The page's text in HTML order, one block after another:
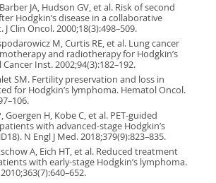
JA, Hudson GV, et al. Risk of second
Hodgkin’s disease in a collaborative
Clin Oncol. 2000;18(3):498–509.
M, Curtis RE, et al. Lung cancer
and radiotherapy for Hodgkin’s
Cancer Inst. 2002;94(3):182–192.
SM. Fertility preservation and loss in
for Hodgkin’s lymphoma. Hematol Oncol.
Goergen H, Kobe C, et al. PET-guided
with advanced-stage Hodgkin’s
N Engl J Med. 2018;379(9):823–835.
A, Eich HT, et al. Reduced treatment
with early-stage Hodgkin’s lymphoma.